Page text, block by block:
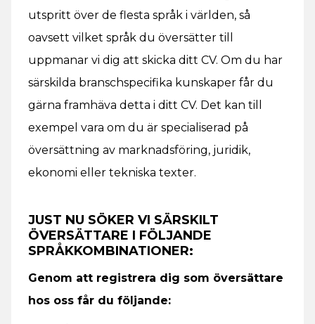
utspritt över de flesta språk i världen, så
oavsett vilket språk du översätter till
uppmanar vi dig att skicka ditt CV. Om du har
särskilda branschspecifika kunskaper får du
gärna framhäva detta i ditt CV. Det kan till
exempel vara om du är specialiserad på
översättning av marknadsföring, juridik,
ekonomi eller tekniska texter.
JUST NU SÖKER VI SÄRSKILT
ÖVERSÄTTARE I FÖLJANDE
SPRÅKKOMBINATIONER:
Genom att registrera dig som översättare
hos oss får du följande: